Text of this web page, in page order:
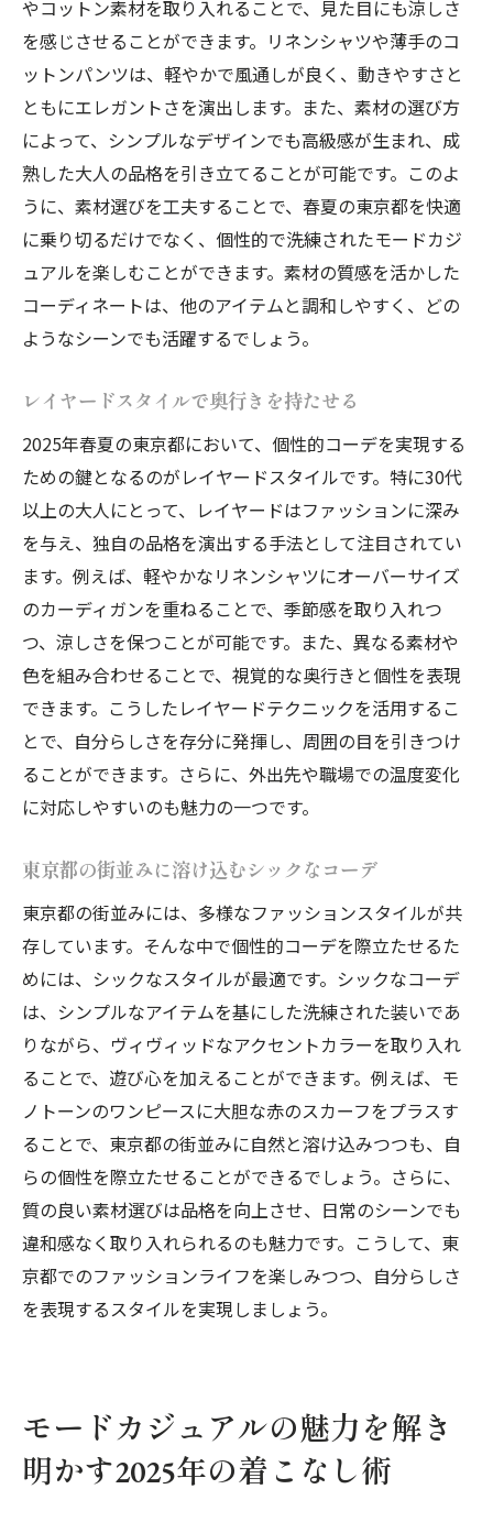
ヴィンテージアイテムで個性を引き出す
スローファッションで持続可能なスタイル
自信を持って着こなすためのヒント
東京の街を彩る30代以上のためのモードカジュ
アルの新提案
都市生活に彩りを与えるファッション
毎日の装いにサプライズを加える
エッジの効いたデザインを取り入れる
上質な素材で作るラグジュアリーな日常
持続可能なファッションで未来を意識
やコットン素材を取り入れることで、見た目にも涼しさ
を感じさせることができます。リネンシャツや薄手のコ
ットンパンツは、軽やかで風通しが良く、動きやすさと
ともにエレガントさを演出します。また、素材の選び方
によって、シンプルなデザインでも高級感が生まれ、成
熟した大人の品格を引き立てることが可能です。このよ
うに、素材選びを工夫することで、春夏の東京都を快適
に乗り切るだけでなく、個性的で洗練されたモードカジ
ュアルを楽しむことができます。素材の質感を活かした
コーディネートは、他のアイテムと調和しやすく、どの
ようなシーンでも活躍するでしょう。
レイヤードスタイルで奥行きを持たせる
2025年春夏の東京都において、個性的コーデを実現する
ための鍵となるのがレイヤードスタイルです。特に30代
以上の大人にとって、レイヤードはファッションに深み
を与え、独自の品格を演出する手法として注目されてい
ます。例えば、軽やかなリネンシャツにオーバーサイズ
のカーディガンを重ねることで、季節感を取り入れつ
つ、涼しさを保つことが可能です。また、異なる素材や
色を組み合わせることで、視覚的な奥行きと個性を表現
できます。こうしたレイヤードテクニックを活用するこ
とで、自分らしさを存分に発揮し、周囲の目を引きつけ
ることができます。さらに、外出先や職場での温度変化
に対応しやすいのも魅力の一つです。
東京都の街並みに溶け込むシックなコーデ
東京都の街並みには、多様なファッションスタイルが共
存しています。そんな中で個性的コーデを際立たせるた
めには、シックなスタイルが最適です。シックなコーデ
は、シンプルなアイテムを基にした洗練された装いであ
りながら、ヴィヴィッドなアクセントカラーを取り入れ
ることで、遊び心を加えることができます。例えば、モ
ノトーンのワンピースに大胆な赤のスカーフをプラスす
ることで、東京都の街並みに自然と溶け込みつつも、自
らの個性を際立たせることができるでしょう。さらに、
質の良い素材選びは品格を向上させ、日常のシーンでも
違和感なく取り入れられるのも魅力です。こうして、東
京都でのファッションライフを楽しみつつ、自分らしさ
を表現するスタイルを実現しましょう。
モードカジュアルの魅力を解き
明かす2025年の着こなし術